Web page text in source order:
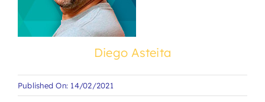
Diego Asteita
Published On: 14/02/2021